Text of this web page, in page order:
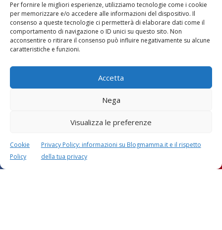
Per fornire le migliori esperienze, utilizziamo tecnologie come i cookie
per memorizzare e/o accedere alle informazioni del dispositivo. Il
consenso a queste tecnologie ci permetterà di elaborare dati come il
comportamento di navigazione o ID unici su questo sito. Non
acconsentire o ritirare il consenso può influire negativamente su alcune
caratteristiche e funzioni.
Accetta
Nega
Visualizza le preferenze
Cookie
Policy
Privacy Policy: informazioni su Blogmamma.it e il rispetto
della tua privacy
Vaccini SOS Pediatra
Festa della mamma:
d’auguri, filastrocche
Le settimane di